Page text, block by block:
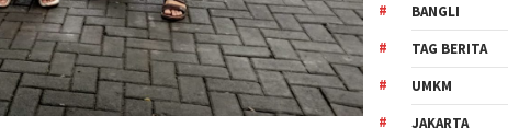
BANGLI
TAG BERITA
UMKM
JAKARTA